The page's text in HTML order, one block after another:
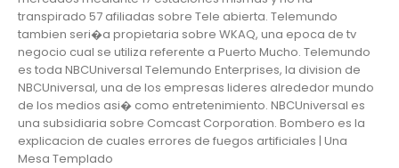
transpirado 57 afiliadas sobre Tele abierta. Telemundo
tambien seri�a propietaria sobre WKAQ, una epoca de tv
negocio cual se utiliza referente a Puerto Mucho. Telemundo
es toda NBCUniversal Telemundo Enterprises, la division de
NBCUniversal, una de los empresas lideres alrededor mundo
de los medios asi� como entretenimiento. NBCUniversal es
una subsidiaria sobre Comcast Corporation. Bombero es la
explicacion de cuales errores de fuegos artificiales | Una
Mesa Templado